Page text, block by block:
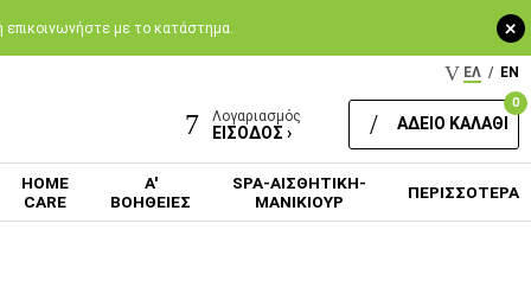
+
επικοινωνήστε με το κατάστημα.
ΕΛ / EN
Λογαριασμός
ΕΙΣΟΔΟΣ ›
0
ΑΔΕΙΟ ΚΑΛΑΘΙ
HOME
CARE
Α'
ΒΟΗΘΕΙΕΣ
SPA-ΑΙΣΘΗΤΙΚΗ-
ΜΑΝΙΚΙΟΥΡ
ΠΕΡΙΣΣΟΤΕΡΑ